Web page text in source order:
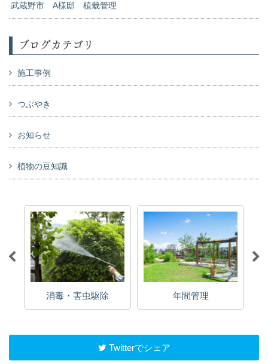
武蔵野市 A様邸 植栽管理
ブログカテゴリ
施工事例
つぶやき
お知らせ
植物の豆知識
消毒・害虫駆除 年間管理
Twitterでシェア